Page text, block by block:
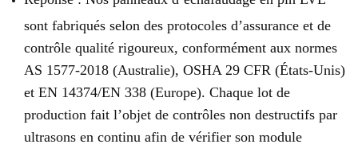
sont fabriqués selon des protocoles d’assurance et de
contrôle qualité rigoureux, conformément aux normes
AS 1577-2018 (Australie), OSHA 29 CFR (États-Unis)
et EN 14374/EN 338 (Europe). Chaque lot de
production fait l’objet de contrôles non destructifs par
ultrasons en continu afin de vérifier son module